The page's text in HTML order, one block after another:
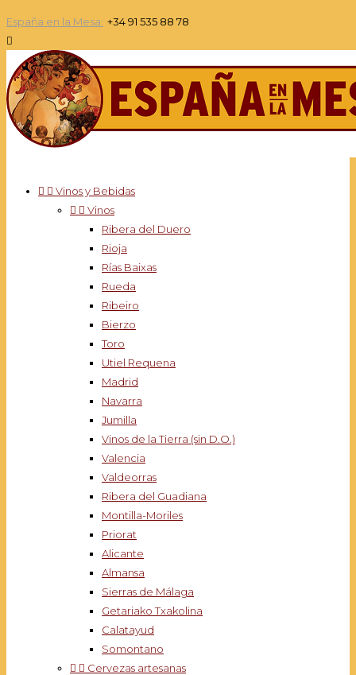
España en la Mesa: +34 91 535 88 78

  Vinos y Bebidas
  Vinos
Ribera del Duero
Rioja
Rías Baixas
Rueda
Ribeiro
Bierzo
Toro
Utiel Requena
Madrid
Navarra
Jumilla
Vinos de la Tierra (sin D.O.)
Valencia
Valdeorras
Ribera del Guadiana
Montilla-Moriles
Priorat
Alicante
Almansa
Sierras de Málaga
Getariako Txakolina
Calatayud
Somontano
  Cervezas artesanas